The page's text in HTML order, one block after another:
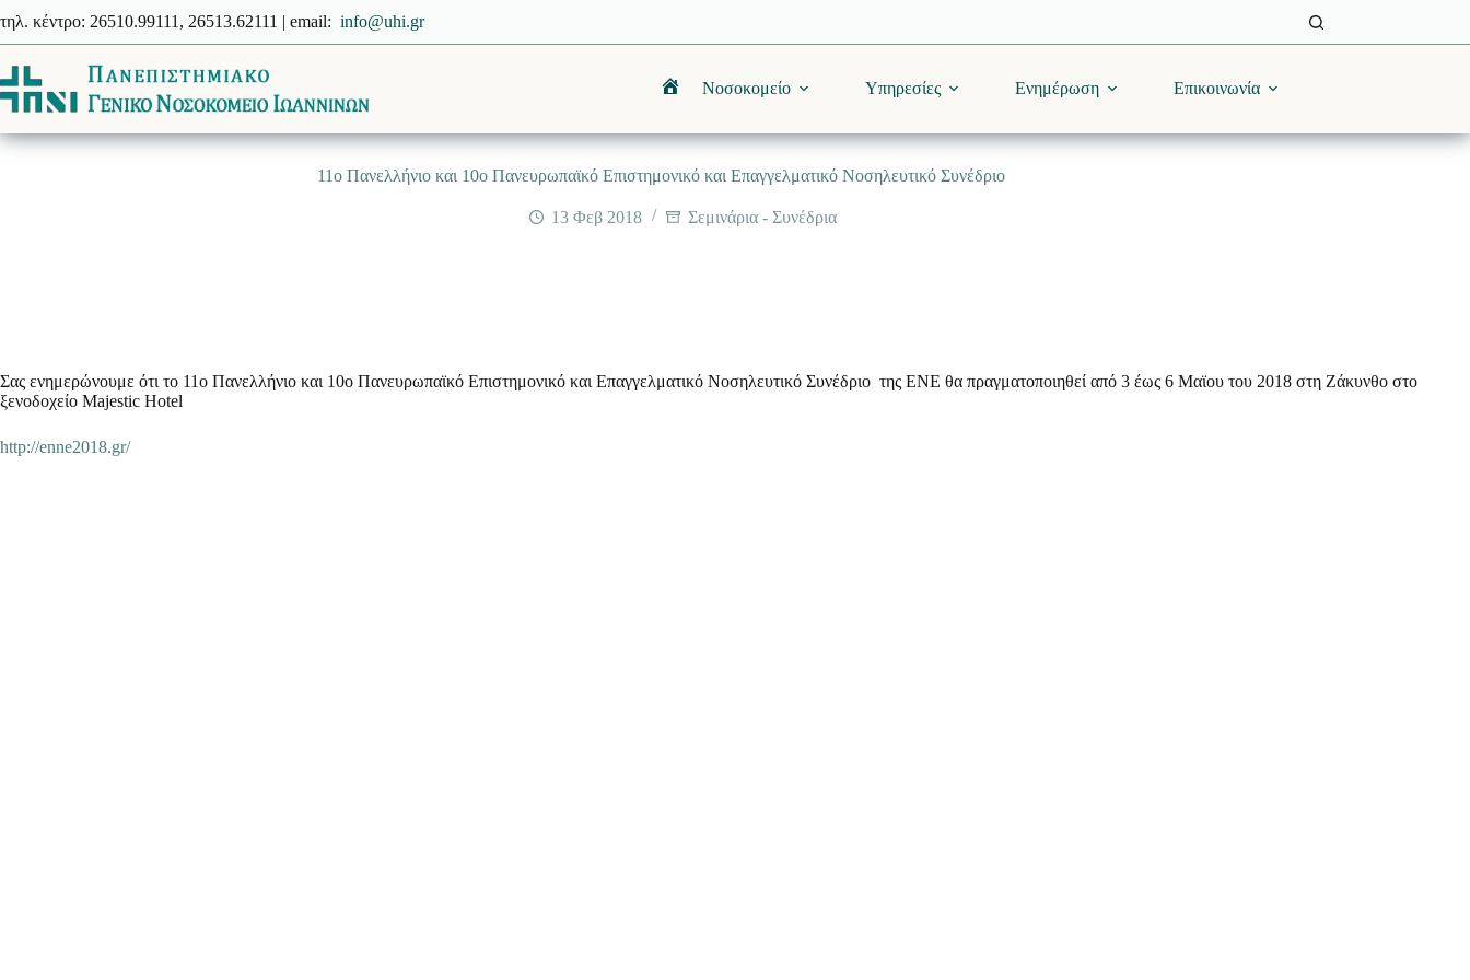
στο
περιεχόμενο
τηλ. κέντρο: 26510.99111, 26513.62111 | email: info@uhi.gr
ΑρχικήΝοσοκομείο Υπηρεσίες Ενημέρωση Επικοινωνία
11ο Πανελλήνιο και 10ο Πανευρωπαϊκό Επιστημονικό και Επαγγελματικό Νοσηλευτικό Συνέδριο
13 Φεβ 2018 Σεμινάρια - Συνέδρια
Σας ενημερώνουμε ότι το 11ο Πανελλήνιο και 10ο Πανευρωπαϊκό Επιστημονικό και Επαγγελματικό Νοσηλευτικό Συνέδριο της ΕΝΕ θα πραγματοποιηθεί από 3 έως 6 Μαϊου του 2018 στη Ζάκυνθο στο
ξενοδοχείο Majestic Hotel
http://enne2018.gr/